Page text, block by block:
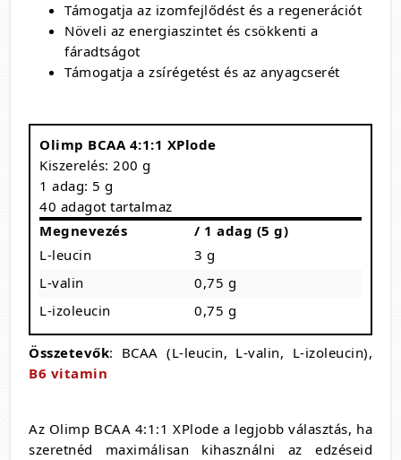
Támogatja az izomfejlődést és a regenerációt
Növeli az energiaszintet és csökkenti a
fáradtságot
Támogatja a zsírégetést és az anyagcserét
Olimp BCAA 4:1:1 XPlode
Kiszerelés: 200 g
1 adag: 5 g
40 adagot tartalmaz
Megnevezés
/ 1 adag (5 g)
L-leucin
3 g
L-valin
0,75 g
L-izoleucin
0,75 g
Összetevők: BCAA (L-leucin, L-valin, L-izoleucin),
B6 vitamin
Az Olimp BCAA 4:1:1 XPlode a legjobb választás, ha
szeretnéd maximálisan kihasználni az edzéseid